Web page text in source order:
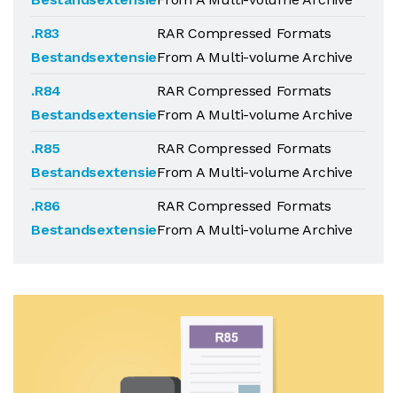
.R83
Bestandsextensie
RAR Compressed Formats
From A Multi-volume Archive
.R84
Bestandsextensie
RAR Compressed Formats
From A Multi-volume Archive
.R85
Bestandsextensie
RAR Compressed Formats
From A Multi-volume Archive
.R86
Bestandsextensie
RAR Compressed Formats
From A Multi-volume Archive